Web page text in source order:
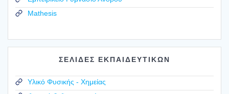
Mathesis
ΣΕΛΙΔΕΣ ΕΚΠΑΙΔΕΥΤΙΚΩΝ
Υλικό Φυσικής - Χημείας